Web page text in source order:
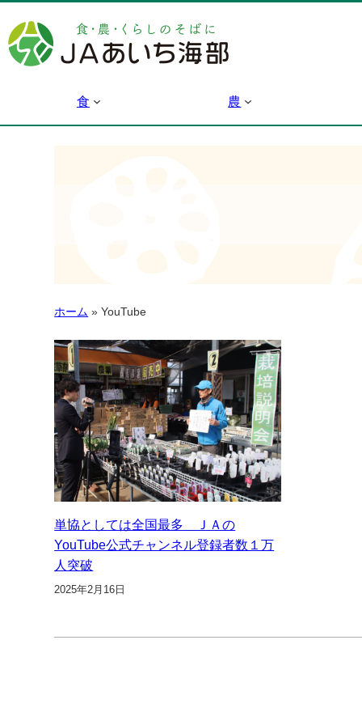
食 農
ホーム » YouTube
単協としては全国最多 ＪＡの
YouTube公式チャンネル登録者数１万
人突破
2025年2月16日